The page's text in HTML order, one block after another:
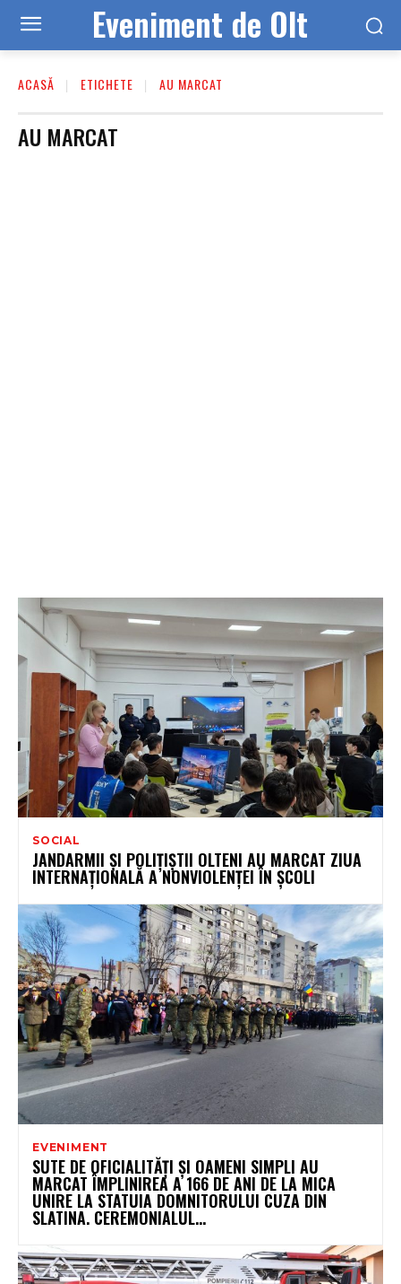
Eveniment de Olt
ACASĂ ETICHETE AU MARCAT
AU MARCAT
SOCIAL
JANDARMII ȘI POLIȚIȘTII OLTENI AU MARCAT ZIUA
INTERNAȚIONALĂ A NONVIOLENȚEI ÎN ȘCOLI
EVENIMENT
SUTE DE OFICIALITĂȚI ȘI OAMENI SIMPLI AU
MARCAT ÎMPLINIREA A 166 DE ANI DE LA MICA
UNIRE LA STATUIA DOMNITORULUI CUZA DIN
SLATINA. CEREMONIALUL...